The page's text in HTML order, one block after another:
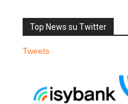
Top News su Twitter
Tweets